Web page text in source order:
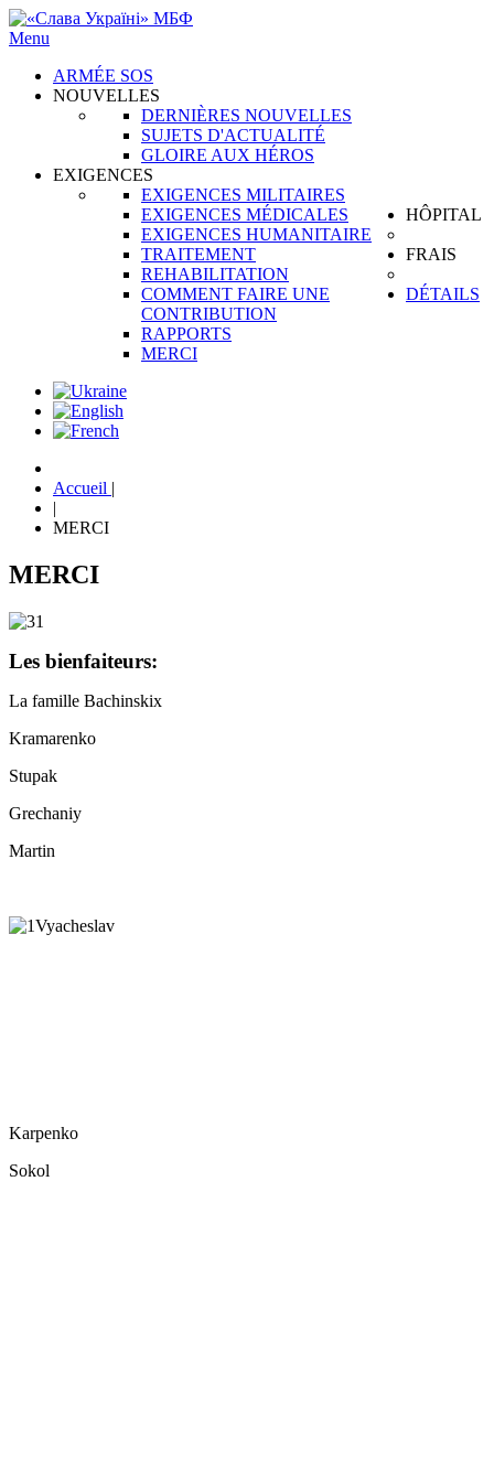
Menu
ARMÉE SOS
NOUVELLES
DERNIÈRES NOUVELLES
SUJETS D'ACTUALITÉ
GLOIRE AUX HÉROS
EXIGENCES
EXIGENCES MILITAIRES
EXIGENCES MÉDICALES
EXIGENCES HUMANITAIRE
HÔPITAL
TRAITEMENT
REHABILITATION
FRAIS
COMMENT FAIRE UNE
CONTRIBUTION
RAPPORTS
MERCI
DÉTAILS
Accueil |
|
MERCI
MERCI
Les bienfaiteurs:
La famille Bachinskix
Kramarenko
Stupak
Grechaniy
Martin
Vyacheslav
Karpenko
Sokol